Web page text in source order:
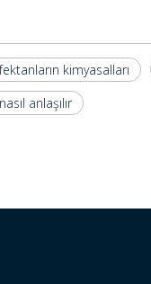
kimyasalları
anlaşılır